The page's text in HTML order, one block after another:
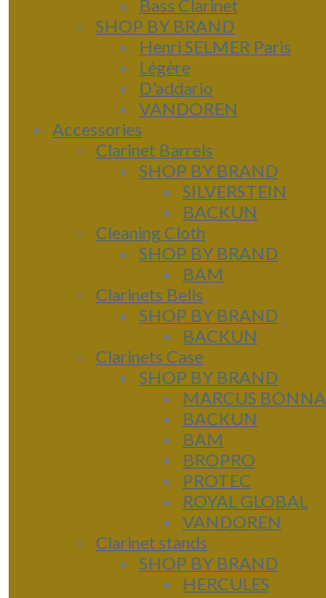
Bass Clarinet
SHOP BY BRAND
Henri SELMER Paris
Légère
D'addario
VANDOREN
Accessories
Clarinet Barrels
SHOP BY BRAND
SILVERSTEIN
BACKUN
Cleaning Cloth
SHOP BY BRAND
BAM
Clarinets Bells
SHOP BY BRAND
BACKUN
Clarinets Case
SHOP BY BRAND
MARCUS BONNA
BACKUN
BAM
BROPRO
PROTEC
ROYAL GLOBAL
VANDOREN
Clarinet stands
SHOP BY BRAND
HERCULES